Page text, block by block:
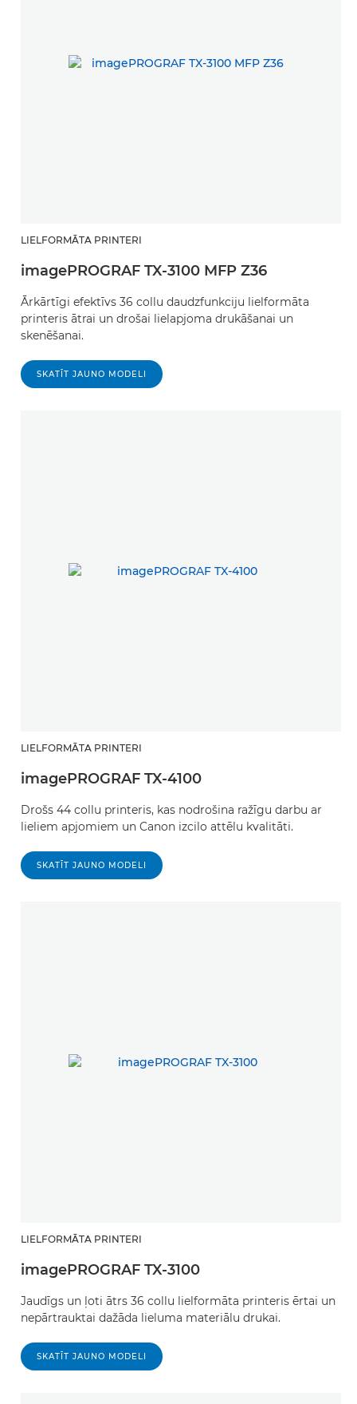
LIELFORMĀTA PRINTERI
imagePROGRAF TX-3100 MFP Z36
Ārkārtīgi efektīvs 36 collu daudzfunkciju lielformāta
printeris ātrai un drošai lielapjoma drukāšanai un
skenēšanai.
SKATĪT JAUNO MODELI
LIELFORMĀTA PRINTERI
imagePROGRAF TX-4100
Drošs 44 collu printeris, kas nodrošina ražīgu darbu ar
lieliem apjomiem un Canon izcilo attēlu kvalitāti.
SKATĪT JAUNO MODELI
LIELFORMĀTA PRINTERI
imagePROGRAF TX-3100
Jaudīgs un ļoti ātrs 36 collu lielformāta printeris ērtai un
nepārtrauktai dažāda lieluma materiālu drukai.
SKATĪT JAUNO MODELI